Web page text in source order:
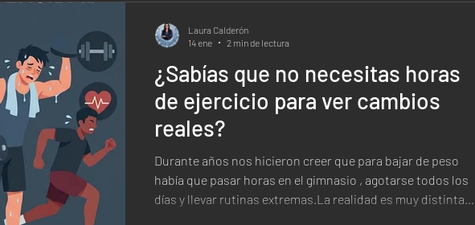
¿Sabías que no necesitas horas
de ejercicio para ver cambios
reales?
Durante años nos hicieron creer que para bajar de peso
había que pasar horas en el gimnasio , agotarse todos los
días y llevar rutinas extremas.La realidad es muy distinta… y
Laura Calderón
14 ene
2 min de lectura